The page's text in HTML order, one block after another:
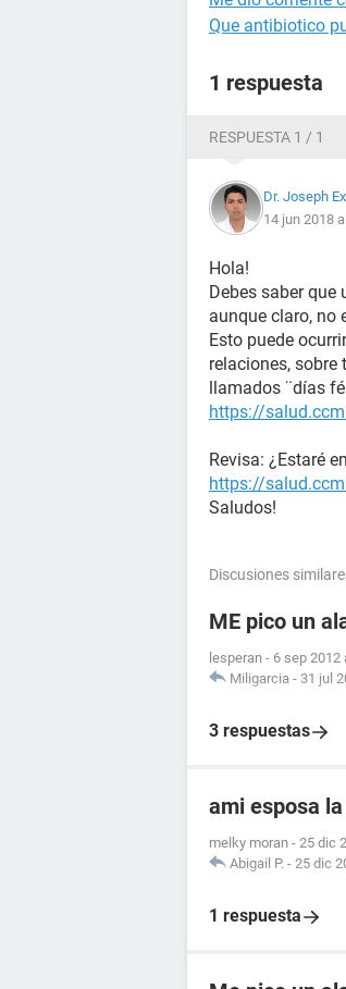
Que antibiotico
1 respuesta
RESPUESTA 1 / 1
Dr. Joseph
14 jun 2018
Hola!
Debes saber
aunque claro, no
Esto puede
relaciones, sobre
llamados ¨días
https://
Revisa: ¿Estaré
https://
Saludos!
Discusiones
ME pico un
lesperan - 6 sep 2012
Miligarcia - 31 jul
3 respuestas
ami esposa
melky moran - 25 dic
Abigail P. - 25 dic
1 respuesta